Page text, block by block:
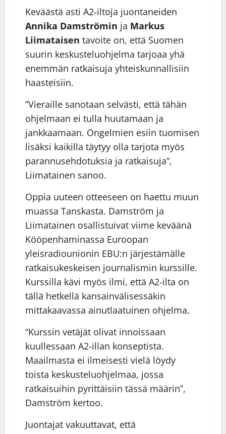
Keväästä asti A2-iltoja juontaneiden
Annika Damströmin ja Markus
Liimataisen tavoite on, että Suomen
suurin keskusteluohjelma tarjoaa yhä
enemmän ratkaisuja yhteiskunnallisiin
haasteisiin.
”Vieraille sanotaan selvästi, että tähän
ohjelmaan ei tulla huutamaan ja
jankkaamaan. Ongelmien esiin tuomisen
lisäksi kaikilla täytyy olla tarjota myös
parannusehdotuksia ja ratkaisuja”,
Liimatainen sanoo.
Oppia uuteen otteeseen on haettu muun
muassa Tanskasta. Damström ja
Liimatainen osallistuivat viime keväänä
Kööpenhaminassa Euroopan
yleisradiounionin EBU:n järjestämälle
ratkaisukeskeisen journalismin kurssille.
Kurssilla kävi myös ilmi, että A2-ilta on
tällä hetkellä kansainvälisessäkin
mittakaavassa ainutlaatuinen ohjelma.
“Kurssin vetäjät olivat innoissaan
kuullessaan A2-illan konseptista.
Maailmasta ei ilmeisesti vielä löydy
toista keskusteluohjelmaa, jossa
ratkaisuihin pyrittäisiin tässä määrin”,
Damström kertoo.
Juontajat vakuuttavat, että